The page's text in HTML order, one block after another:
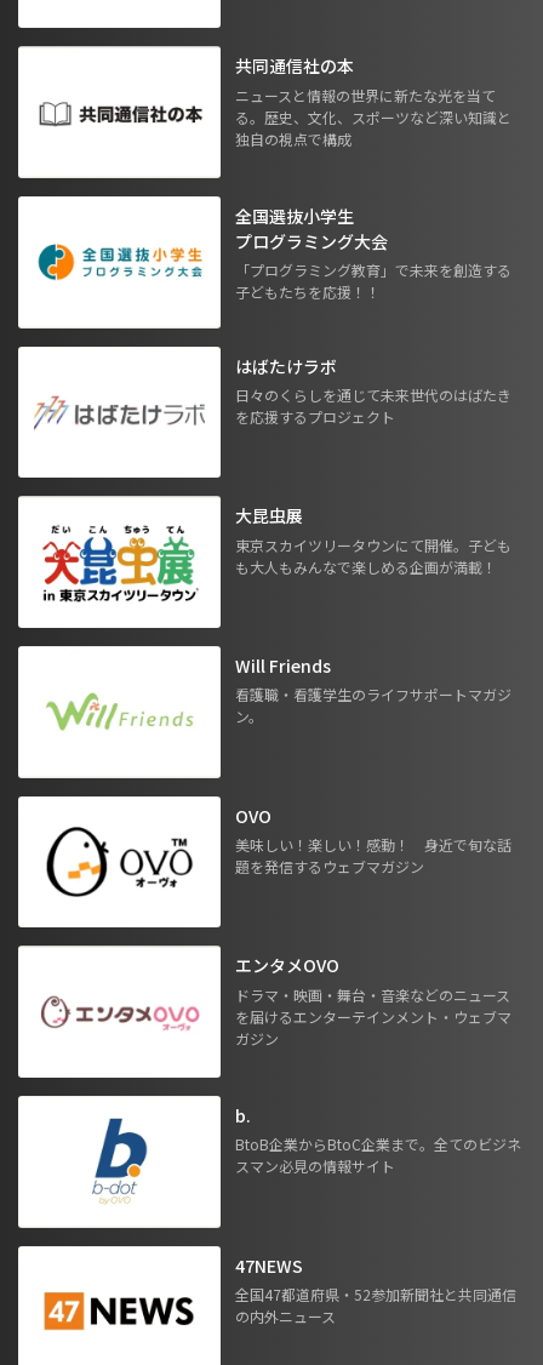
共同通信社の本
ニュースと情報の世界に新たな光を当て
る。歴史、文化、スポーツなど深い知識と
独自の視点で構成
全国選抜小学生
プログラミング大会
「プログラミング教育」で未来を創造する
子どもたちを応援！！
はばたけラボ
日々のくらしを通じて未来世代のはばたき
を応援するプロジェクト
大昆虫展
東京スカイツリータウンにて開催。子ども
も大人もみんなで楽しめる企画が満載！
Will Friends
看護職・看護学生のライフサポートマガジ
ン。
OVO
美味しい！楽しい！感動！ 身近で旬な話
題を発信するウェブマガジン
エンタメOVO
ドラマ・映画・舞台・音楽などのニュース
を届けるエンターテインメント・ウェブマ
ガジン
b.
BtoB企業からBtoC企業まで。全てのビジネ
スマン必見の情報サイト
47NEWS
全国47都道府県・52参加新聞社と共同通信
の内外ニュース